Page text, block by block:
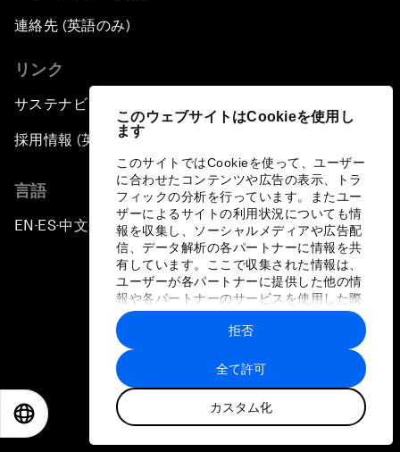
このウェブサイトはCookieを使用し
ます
このサイトではCookieを使って、ユーザー
に合わせたコンテンツや広告の表示、トラ
フィックの分析を行っています。またユー
ザーによるサイトの利用状況についても情
報を収集し、ソーシャルメディアや広告配
信、データ解析の各パートナーに情報を共
有しています。ここで収集された情報は、
ユーザーが各パートナーに提供した他の情
報や各パートナーのサービスを使用した際
に収集された情報と組み合わされ、各パー
トナーによって使用されることがありま
す。
全て許可
カスタム化
拒否
連絡先 (英語のみ)
リンク
サステナビリティへの取り組み
採用情報 (英語のみ)
言語
EN ▪ ES▪中文▪ 日本語
プライバシーポリシーと利用規約
サイトマップ
©
世界経済フォーラム